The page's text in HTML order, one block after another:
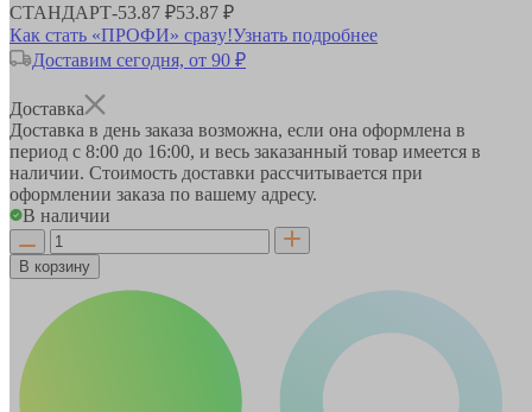
СТАНДАРТ-53.87 ₽53.87 ₽
Как стать «ПРОФИ» сразу!Узнать подробнее
Доставим сегодня, от 90 ₽
Доставка
Доставка в день заказа возможна, если она оформлена в
период с 8:00 до 16:00, и весь заказанный товар имеется в
наличии. Стоимость доставки рассчитывается при
оформлении заказа по вашему адресу.
В наличии
В корзину